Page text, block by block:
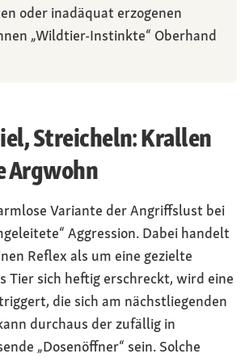
oder inadäquat erzogenen
„Wildtier-Instinkte“ Oberhand
Streicheln: Krallen
Argwohn
Variante der Angriffslust bei
Aggression. Dabei handelt
Reflex als um eine gezielte
Tier sich heftig erschreckt, wird eine
die sich am nächstliegenden
durchaus der zufällig in
„Dosenöffner“ sein. Solche